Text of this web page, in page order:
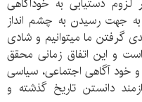
دستیابی به خودآگاهی
جهت رسیدن به چشم انداز
گرفتن ما‌ میتوانیم و شادی
و این اتفاق زمانی محقق
خود آگاهی اجتماعی، سیاسی
دانستن تاریخ گذشته و